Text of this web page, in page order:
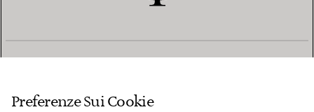
Preferenze Sui Cookie